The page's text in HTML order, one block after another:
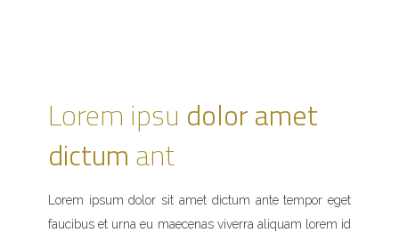
Lorem ipsu dolor amet
dictum ant
Lorem ipsum dolor sit amet dictum ante tempor eget
faucibus et urna eu maecenas viverra aliquam lorem id